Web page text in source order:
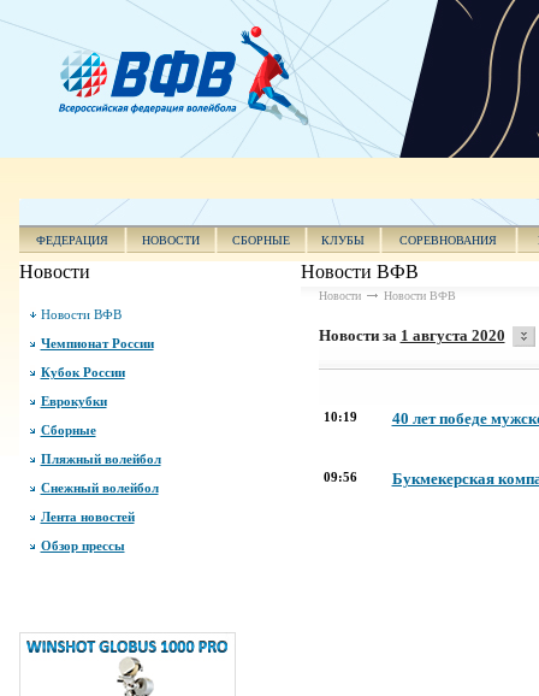
ФЕДЕРАЦИЯ НОВОСТИ СБОРНЫЕ КЛУБЫ СОРЕВНОВАНИЯ
Новости
Новости ВФВ
Чемпионат России
Кубок России
Еврокубки
Сборные
Пляжный волейбол
Снежный волейбол
Лента новостей
Обзор прессы
Новости ВФВ
Новости Новости ВФВ
Новости за 1 августа 2020
10:19 40 лет победе
09:56 Букмекерская